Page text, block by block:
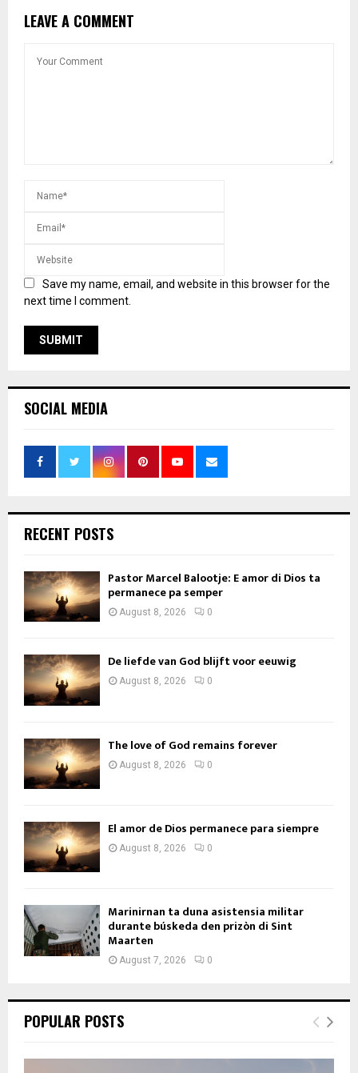
LEAVE A COMMENT
Save my name, email, and website in this browser for the
next time I comment.
SOCIAL MEDIA
RECENT POSTS
Pastor Marcel Balootje: E amor di Dios ta
permanece pa semper
August 8, 2026 0
De liefde van God blijft voor eeuwig
August 8, 2026 0
The love of God remains forever
August 8, 2026 0
El amor de Dios permanece para siempre
August 8, 2026 0
Marinirnan ta duna asistensia militar
durante búskeda den prizòn di Sint
Maarten
August 7, 2026 0
POPULAR POSTS